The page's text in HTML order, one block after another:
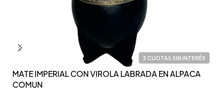
3 CUOTAS SIN INTERÉS
MATE IMPERIAL CON VIROLA LABRADA EN ALPACA
COMUN